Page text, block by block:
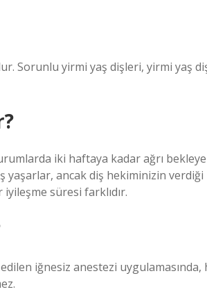
Sorunlu yirmi yaş dişleri, yirmi yaş
iki haftaya kadar ağrı
ancak diş hekiminizin verdiği
süresi farklıdır.
iğnesiz anestezi uygulamasında,